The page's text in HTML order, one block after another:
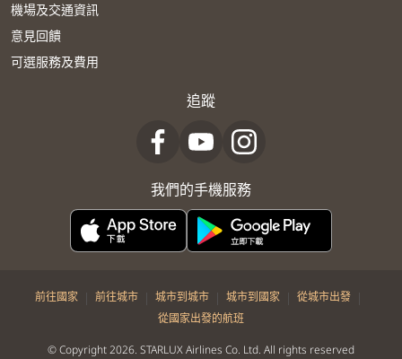
機場及交通資訊
意見回饋
可選服務及費用
追蹤
我們的手機服務
前往國家 | 前往城市 | 城市到城市 | 城市到國家 | 從城市出發 |
從國家出發的航班
© Copyright 2026. STARLUX Airlines Co. Ltd. All rights reserved